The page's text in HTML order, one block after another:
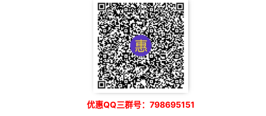
优惠QQ三群号：798695151